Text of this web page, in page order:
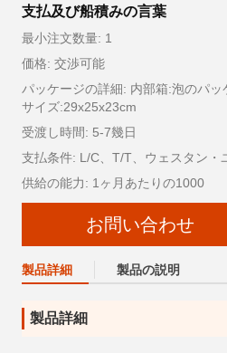
支払及び船積みの言葉
最小注文数量: 1
価格: 交渉可能
パッケージの詳細: 内部箱:泡のパ
サイズ:29x25x23cm
受渡し時間: 5-7幾日
支払条件: L/C、T/T、ウェスタン・
供給の能力: 1ヶ月あたりの1000
お問い合わせ
製品詳細 製品の説明
製品詳細